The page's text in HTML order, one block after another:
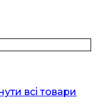
всі товари